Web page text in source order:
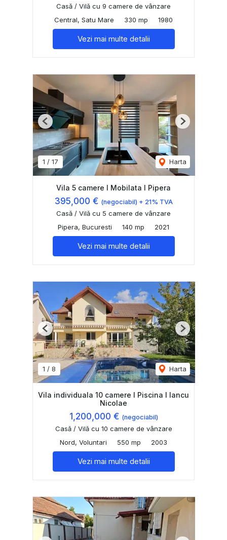
Casă / Vilă cu 9 camere de vânzare
Central, Satu Mare
330 mp 1980
Vezi mai multe detalii
1 / 17 Harta
Previous Next
Vila 5 camere I Mobilata I Pipera
395,000 € (negociabil) + 21% TVA
Casă / Vilă cu 5 camere de vânzare
Pipera, Bucuresti
140 mp 2021
Vezi mai multe detalii
1 / 8 Harta
Previous Next
Vila individuala 10 camere I Piscina I Iancu
Nicolae
1,200,000 € (negociabil)
Casă / Vilă cu 10 camere de vânzare
Nord, Voluntari
550 mp 2003
Vezi mai multe detalii